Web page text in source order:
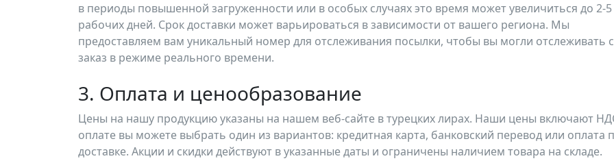
в периоды повышенной загруженности или в особых случаях это время может увеличиться до 2-5
рабочих дней. Срок доставки может варьироваться в зависимости от вашего региона. Мы
предоставляем вам уникальный номер для отслеживания посылки, чтобы вы могли отслеживать
заказ в режиме реального времени.
3. Оплата и ценообразование
Цены на нашу продукцию указаны на нашем веб-сайте в турецких лирах. Наши цены включают
оплате вы можете выбрать один из вариантов: кредитная карта, банковский перевод или оплата
доставке. Акции и скидки действуют в указанные даты и ограничены наличием товара на складе.